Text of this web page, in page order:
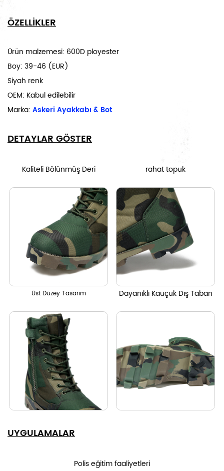
ÖZELLİKLER
Ürün malzemesi: 600D ployester
Boy: 39-46 (EUR)
Siyah renk
OEM: Kabul edilebilir
Marka: Askeri Ayakkabı & Bot
DETAYLAR GÖSTER
Kaliteli Bölünmüş Deri rahat topuk
Üst Düzey Tasarım Dayanıklı Kauçuk Dış Taban
UYGULAMALAR
Polis eğitim faaliyetleri